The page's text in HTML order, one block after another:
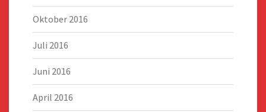
Oktober 2016
Juli 2016
Juni 2016
April 2016